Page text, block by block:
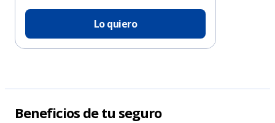
Lo quiero
Beneficios de tu seguro